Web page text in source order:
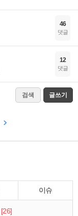
46
댓글
12
댓글
검색 글쓰기
이슈
[26]